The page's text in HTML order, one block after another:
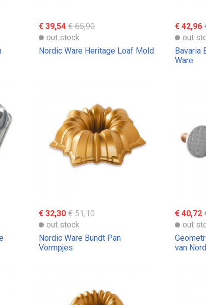
€ 39,54 € 65,90
out stock
Nordic Ware Heritage Loaf Mold
€ 42,96
out
Bavaria
Ware
€ 32,30 € 51,10
out stock
Nordic Ware Bundt Pan
Vormpjes
€ 40,72
out
van